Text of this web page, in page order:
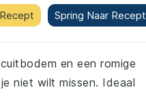
Spring Naar Recept
en een romige
niet wilt missen. Ideaal